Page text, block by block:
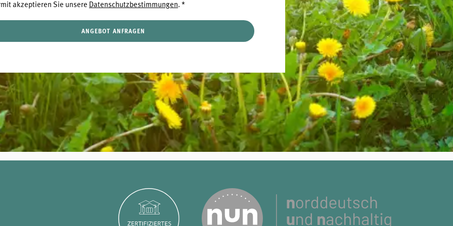
akzeptieren Sie unsere Datenschutzbestimmungen.*
ANGEBOT ANFRAGEN